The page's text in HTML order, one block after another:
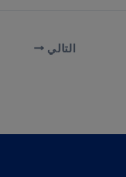
التالي